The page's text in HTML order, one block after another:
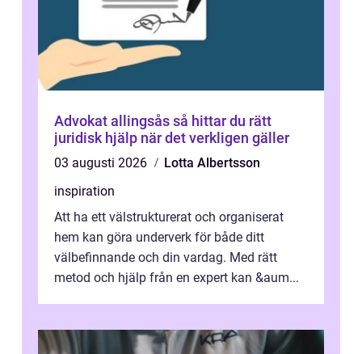
Advokat allingsås så hittar du rätt
juridisk hjälp när det verkligen gäller
03 augusti 2026
Lotta Albertsson
inspiration
Att ha ett välstrukturerat och organiserat
hem kan göra underverk för både ditt
välbefinnande och din vardag. Med rätt
metod och hjälp från en expert kan &aum...